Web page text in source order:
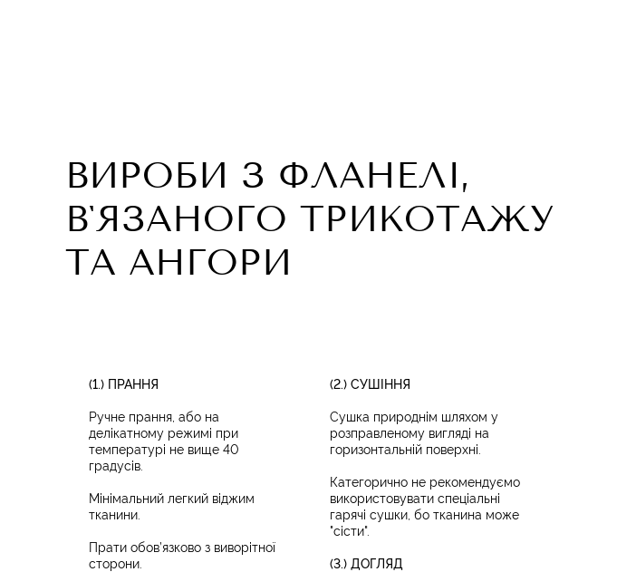
ВИРОБИ З ФЛАНЕЛІ,
ВʼЯЗАНОГО ТРИКОТАЖУ
ТА АНГОРИ
(1.) ПРАННЯ
Ручне прання, або на
делікатному режимі при
температурі не вище 40
градусів.
Мінімальний легкий віджим
тканини.
Прати обов’язково з виворітної
сторони.
(2.) СУШІННЯ
Сушка природнім шляхом у
розправленому вигляді на
горизонтальній поверхні.
Категорично не рекомендуємо
використовувати спеціальні
гарячі сушки, бо тканина може
"сісти".
(3.) ДОГЛЯД